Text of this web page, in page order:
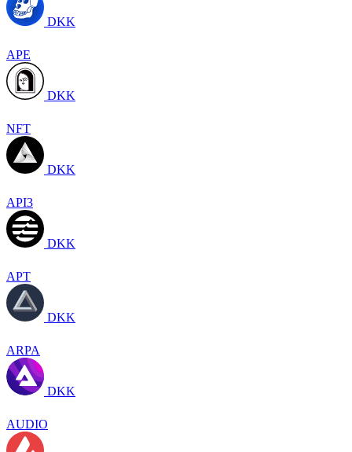
DKK
APE
DKK
NFT
DKK
API3
DKK
APT
DKK
ARPA
DKK
AUDIO